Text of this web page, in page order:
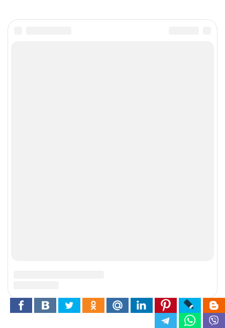
Данную конструкцию предложил и опубликовал в журнале
«Советы профессионалов» №2 за 2000 год Е. Гудков.